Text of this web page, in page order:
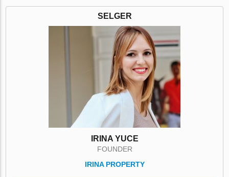
SELGER
IRINA YUCE
FOUNDER
IRINA PROPERTY